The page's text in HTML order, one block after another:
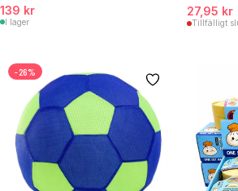
139 kr
I lager
27,95 kr
Tillfälligt
-26%